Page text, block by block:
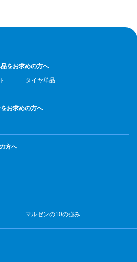
をお求めの方へ
タイヤ単品
をお求めの方へ
方へ
マルゼンの10の強み